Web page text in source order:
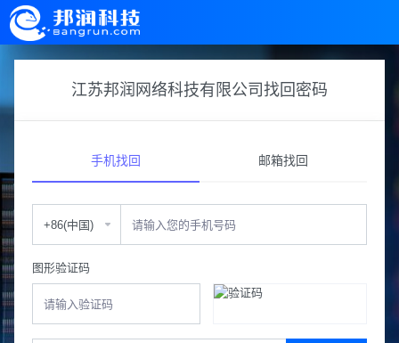
江苏邦润网络科技有限公司找回密码
手机找回 邮箱找回
图形验证码